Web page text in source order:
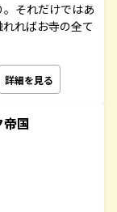
それだけではあ
ればお寺の全て
詳細を見る
国